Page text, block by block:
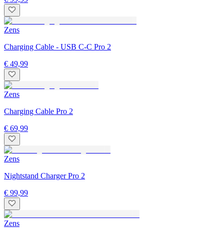
Zens
Charging Cable - USB C-C Pro 2
€ 49,99
Zens
Charging Cable Pro 2
€ 69,99
Zens
Nightstand Charger Pro 2
€ 99,99
Zens